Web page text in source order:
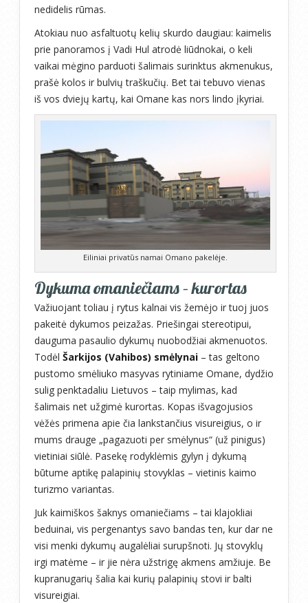
nedidelis rūmas.
Atokiau nuo asfaltuotų kelių skurdo daugiau: kaimelis
prie panoramos į Vadi Hul atrodė liūdnokai, o keli
vaikai mėgino parduoti šalimais surinktus akmenukus,
prašė kolos ir bulvių traškučių. Bet tai tebuvo vienas
iš vos dviejų kartų, kai Omane kas nors lindo įkyriai.
Eiliniai privatūs namai Omano pakelėje.
Dykuma omaniečiams – kurortas
Važiuojant toliau į rytus kalnai vis žemėjo ir tuoj juos
pakeitė dykumos peizažas. Priešingai stereotipui,
dauguma pasaulio dykumų nuobodžiai akmenuotos.
Todėl Šarkijos (Vahibos) smėlynai – tas geltono
pustomo smėliuko masyvas rytiniame Omane, dydžio
sulig penktadaliu Lietuvos – taip mylimas, kad
šalimais net užgimė kurortas. Kopas išvagojusios
vėžės primena apie čia lankstančius visureigius, o ir
mums drauge „pagazuoti per smėlynus“ (už pinigus)
vietiniai siūlė. Pasekę rodyklėmis gylyn į dykumą
būtume aptikę palapinių stovyklas – vietinis kaimo
turizmo variantas.
Juk kaimiškos šaknys omaniečiams – tai klajokliai
beduinai, vis pergenantys savo bandas ten, kur dar ne
visi menki dykumų augalėliai surupšnoti. Jų stovyklų
irgi matėme – ir jie nėra užstrigę akmens amžiuje. Be
kupranugarių šalia kai kurių palapinių stovi ir balti
visureigiai.